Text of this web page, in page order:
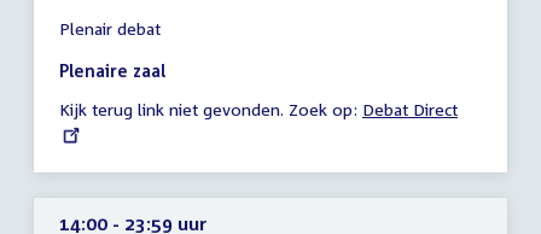
vergadering
10:15
23:59
uur
Plenair debat
Plenaire zaal
Kijk terug link niet gevonden. Zoek op: External
Debat Direct
14:00 - 23:59 uur